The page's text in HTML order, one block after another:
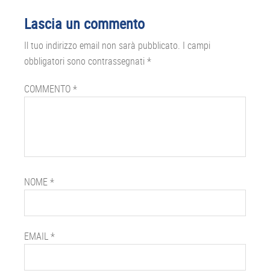
Interazioni
del
lettore
Lascia un commento
Il tuo indirizzo email non sarà pubblicato. I campi
obbligatori sono contrassegnati *
COMMENTO*
NOME*
EMAIL*